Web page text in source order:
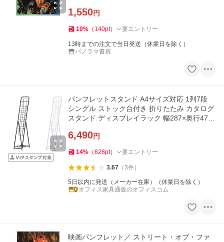
1,550円
10% （ 140pt） 要エントリー
13時までの注文で当日発送（休業日を除く）
パノラマ書房
パンフレットスタンド A4サイズ対応 1列7段
シングル ストック台付き 折りたたみ カタログ
スタンド ディスプレイラック 幅287×奥行477×
6,490円
14% （828pt） 要エントリー
3.67（3件）
5日以内に発送（メーカー在庫）（休業日を除く）
オフィス家具通販のオフィスコム
映画パンフレット／ ストリート・オブ・ファ